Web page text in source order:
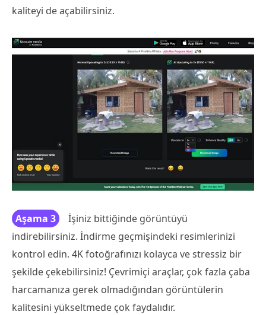
kaliteyi de açabilirsiniz.
Aşama 3
İşiniz bittiğinde görüntüyü
indirebilirsiniz. İndirme geçmişindeki resimlerinizi
kontrol edin. 4K fotoğrafınızı kolayca ve stressiz bir
şekilde çekebilirsiniz! Çevrimiçi araçlar, çok fazla çaba
harcamanıza gerek olmadığından görüntülerin
kalitesini yükseltmede çok faydalıdır.